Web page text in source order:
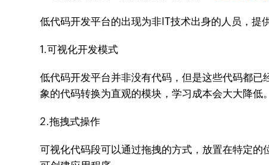
低代码开发平台的出现为非IT技术出身的人员，提
1.可视化开发模式
低代码开发平台并非没有代码，但是这些代码都
象的代码转换为直观的模块，学习成本会大大降低。
2.拖拽式操作
可视化代码段可以通过拖拽的方式，放置在特定